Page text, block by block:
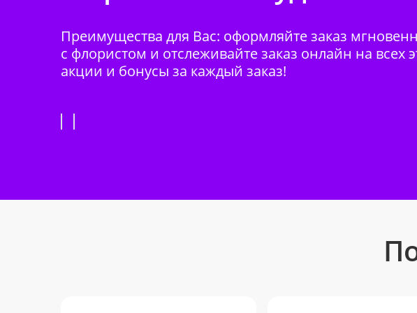
Преимущества для Вас: оформляйте заказ
с флористом и отслеживайте заказ онлайн на всех
акции и бонусы за каждый заказ!